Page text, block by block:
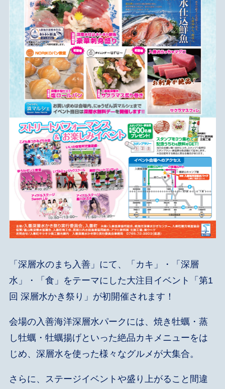
「深層水のまち入善」にて、「カキ」・「深層
水」・「食」をテーマにした大注目イベント「第1
回 深層水かき祭り」が初開催されます！
会場の入善海洋深層水パークには、焼き牡蠣・蒸
し牡蠣・牡蠣揚げといった絶品カキメニューをは
じめ、深層水を使った様々なグルメが大集合。
さらに、ステージイベントや盛り上がること間違